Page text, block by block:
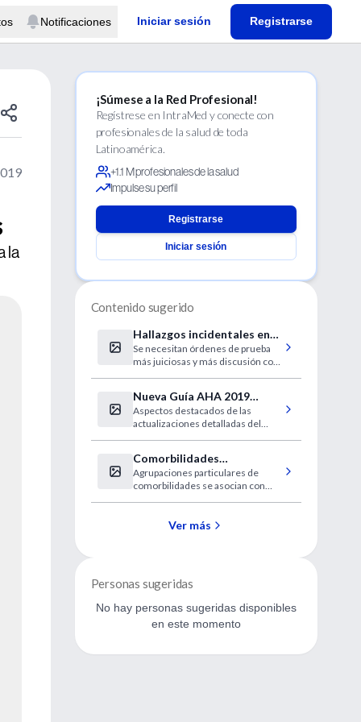
Notificaciones Iniciar sesión Registrarse
la
¡Súmese a la Red Profesional!
Regístrese en IntraMed y conecte con
profesionales de la salud de toda
Latinoamérica.
+1.1 M profesionales de la salud
Impulse su perfil
Registrarse
Iniciar sesión
Contenido sugerido
Hallazgos incidentales en
las pruebas de diagnóstico
y detección
Se necesitan órdenes de prueba
más juiciosas y más discusión con
Nueva Guía AHA 2019
sobre RCP
Aspectos destacados de las
actualizaciones detalladas del
Comorbilidades
psiquiátricas son comunes
en el trastorno alimentario
Agrupaciones particulares de
comorbilidades se asocian con
Ver más
Personas sugeridas
No hay personas sugeridas disponibles
en este momento